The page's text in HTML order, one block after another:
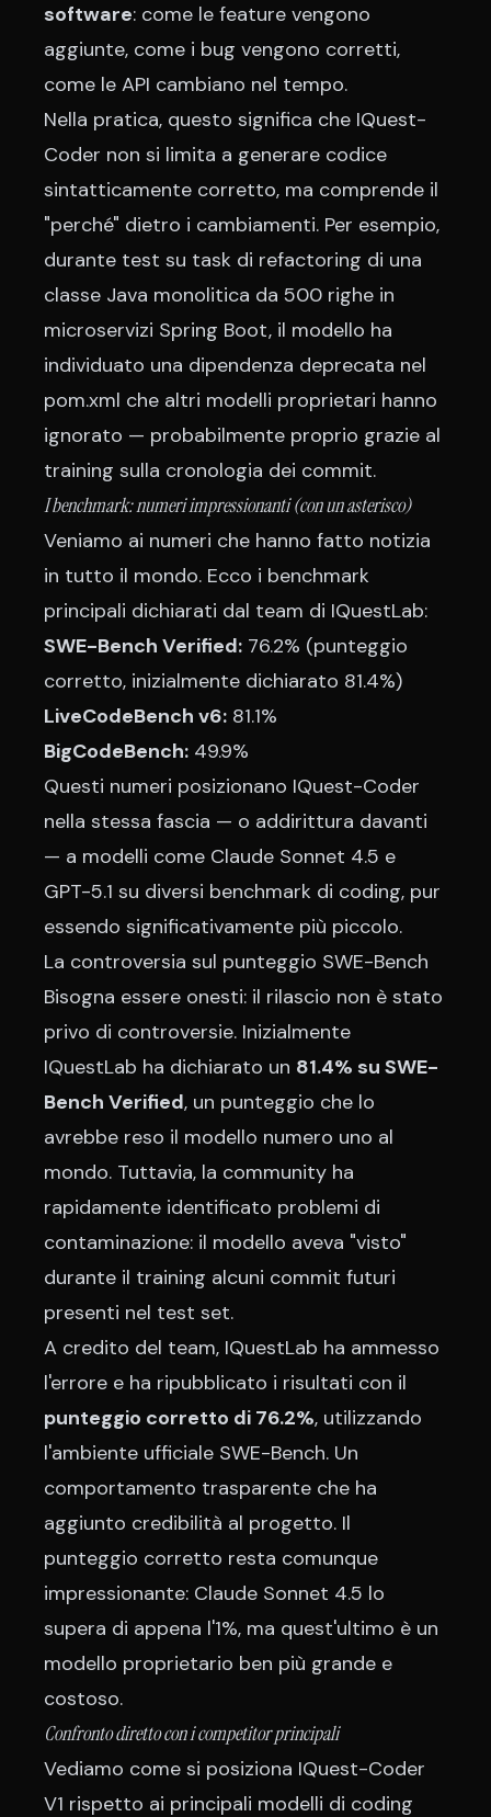
software: come le feature vengono
aggiunte, come i bug vengono corretti,
come le API cambiano nel tempo.
Nella pratica, questo significa che IQuest-
Coder non si limita a generare codice
sintatticamente corretto, ma comprende il
"perché" dietro i cambiamenti. Per esempio,
durante test su task di refactoring di una
classe Java monolitica da 500 righe in
microservizi Spring Boot, il modello ha
individuato una dipendenza deprecata nel
pom.xml che altri modelli proprietari hanno
ignorato — probabilmente proprio grazie al
training sulla cronologia dei commit.
I benchmark: numeri impressionanti (con un asterisco)
Veniamo ai numeri che hanno fatto notizia
in tutto il mondo. Ecco i benchmark
principali dichiarati dal team di IQuestLab:
SWE-Bench Verified: 76.2% (punteggio
corretto, inizialmente dichiarato 81.4%)
LiveCodeBench v6: 81.1%
BigCodeBench: 49.9%
Questi numeri posizionano IQuest-Coder
nella stessa fascia — o addirittura davanti
— a modelli come Claude Sonnet 4.5 e
GPT-5.1 su diversi benchmark di coding, pur
essendo significativamente più piccolo.
La controversia sul punteggio SWE-Bench
Bisogna essere onesti: il rilascio non è stato
privo di controversie. Inizialmente
IQuestLab ha dichiarato un 81.4% su SWE-
Bench Verified, un punteggio che lo
avrebbe reso il modello numero uno al
mondo. Tuttavia, la community ha
rapidamente identificato problemi di
contaminazione: il modello aveva "visto"
durante il training alcuni commit futuri
presenti nel test set.
A credito del team, IQuestLab ha ammesso
l'errore e ha ripubblicato i risultati con il
punteggio corretto di 76.2%, utilizzando
l'ambiente ufficiale SWE-Bench. Un
comportamento trasparente che ha
aggiunto credibilità al progetto. Il
punteggio corretto resta comunque
impressionante: Claude Sonnet 4.5 lo
supera di appena l'1%, ma quest'ultimo è un
modello proprietario ben più grande e
costoso.
Confronto diretto con i competitor principali
Vediamo come si posiziona IQuest-Coder
V1 rispetto ai principali modelli di coding